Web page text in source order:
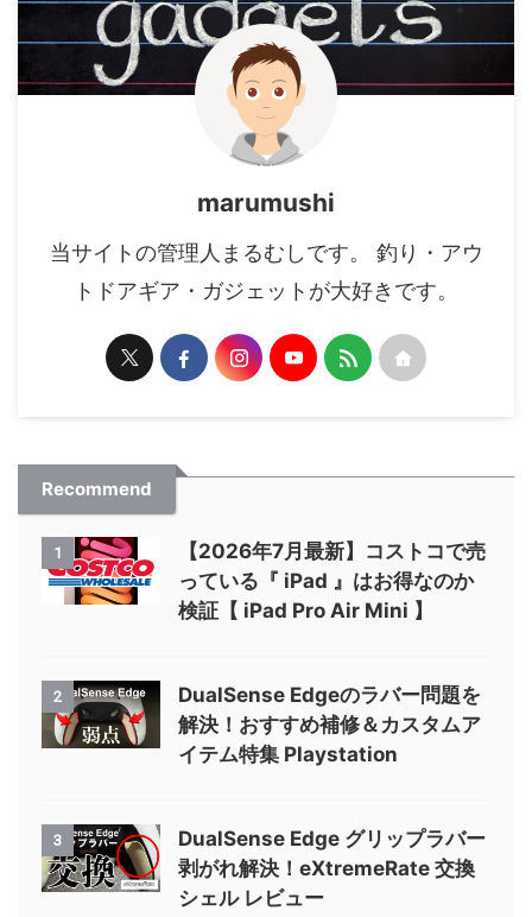
marumushi
当サイトの管理人まるむしです。 釣り・アウ
トドアギア・ガジェットが大好きです。
Recommend
1
【2026年7月最新】コストコで売
っている『 iPad 』はお得なのか
検証【 iPad Pro Air Mini 】
2
DualSense Edgeのラバー問題を
解決！おすすめ補修＆カスタムア
イテム特集 Playstation
3
DualSense Edge グリップラバー
剥がれ解決！eXtremeRate 交換
シェル レビュー